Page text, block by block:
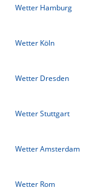
Wetter Hamburg
Wetter Köln
Wetter Dresden
Wetter Stuttgart
Wetter Amsterdam
Wetter Rom